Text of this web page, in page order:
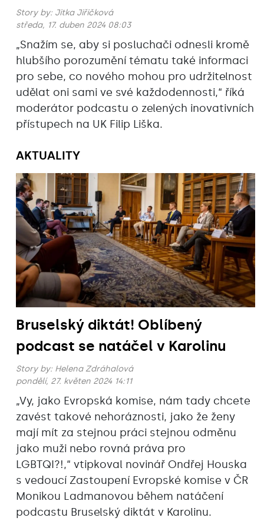
Story by: Jitka Jiřičková
středa, 17. duben 2024 08:03
„Snažím se, aby si posluchači odnesli kromě
hlubšího porozumění tématu také informaci
pro sebe, co nového mohou pro udržitelnost
udělat oni sami ve své každodennosti,“ říká
moderátor podcastu o zelených inovativních
přístupech na UK Filip Liška.
AKTUALITY
Bruselský diktát! Oblíbený
podcast se natáčel v Karolinu
Story by: Helena Zdráhalová
pondělí, 27. květen 2024 14:11
„Vy, jako Evropská komise, nám tady chcete
zavést takové nehoráznosti, jako že ženy
mají mít za stejnou práci stejnou odměnu
jako muži nebo rovná práva pro
LGBTQI?!,“ vtipkoval novinář Ondřej Houska
s vedoucí Zastoupení Evropské komise v ČR
Monikou Ladmanovou během natáčení
podcastu Bruselský diktát v Karolinu.